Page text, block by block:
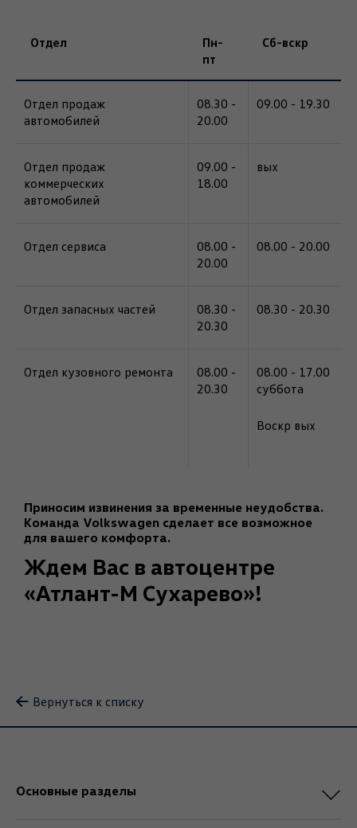
Отдел
Пн-
пт
Сб-вскр
Отдел продаж
автомобилей
08.30 -
20.00
09.00 - 19.30
Отдел продаж
коммерческих
автомобилей
09.00 -
18.00
вых
Отдел сервиса
08.00 -
20.00
08.00 - 20.00
Отдел запасных частей
08.30 -
20.30
08.30 - 20.30
Отдел кузовного ремонта
08.00 -
20.30
08.00 - 17.00
cуббота
Воскр вых⁠
Приносим извинения за временные неудобства.
Команда Volkswagen сделает все возможное
для вашего комфорта.
Ждем Вас в автоцентре
«Атлант-М Сухарево»!
Вернуться к списку
Основные разделы